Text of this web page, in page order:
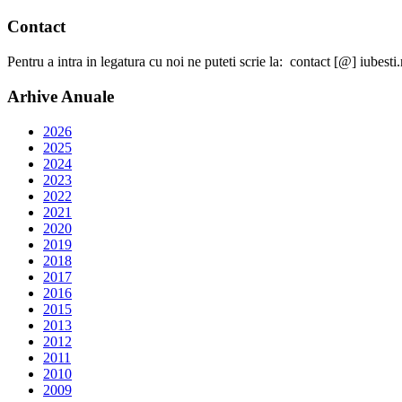
Contact
Pentru a intra in legatura cu noi ne puteti scrie la: contact [@]
Arhive Anuale
2026
2025
2024
2023
2022
2021
2020
2019
2018
2017
2016
2015
2013
2012
2011
2010
2009